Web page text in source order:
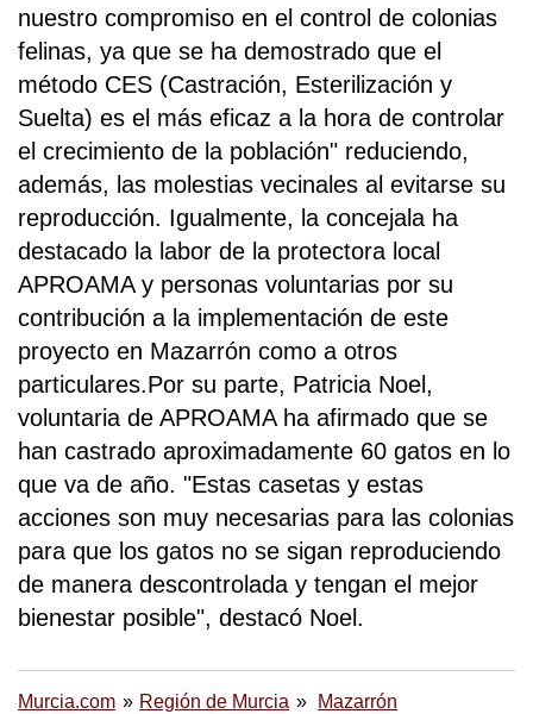
nuestro compromiso en el control de colonias
felinas, ya que se ha demostrado que el
método CES (Castración, Esterilización y
Suelta) es el más eficaz a la hora de controlar
el crecimiento de la población" reduciendo,
además, las molestias vecinales al evitarse su
reproducción. Igualmente, la concejala ha
destacado la labor de la protectora local
APROAMA y personas voluntarias por su
contribución a la implementación de este
proyecto en Mazarrón como a otros
particulares.Por su parte, Patricia Noel,
voluntaria de APROAMA ha afirmado que se
han castrado aproximadamente 60 gatos en lo
que va de año. "Estas casetas y estas
acciones son muy necesarias para las colonias
para que los gatos no se sigan reproduciendo
de manera descontrolada y tengan el mejor
bienestar posible", destacó Noel.
Murcia.com Región de Murcia Mazarrón